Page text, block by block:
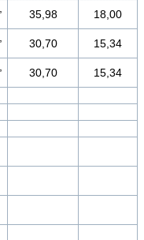
35,98
18,00
30,70
15,34
30,70
15,34